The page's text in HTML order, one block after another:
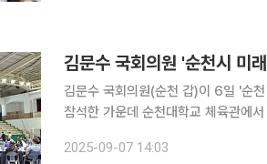
김문수 국회의원 '순천시 미
김문수 국회의원(순천 갑)이 6일 '순천 미래 100년
참석한 가운데 순천대학교 체육관에서 열렸다. 행사는 단순한 의정 보고를 넘
론회는 전남 동부권의 현재 위기를 진
2025-09-07 14:03